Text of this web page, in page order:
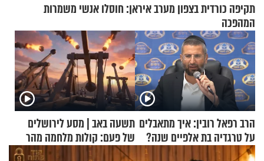
תקיפה כורדית בצפון מערב איראן: חוסלו אנשי משמרות
המהפכה
הרב רפאל רובין: איך מתאבלים
על טרגדיה בת אלפיים שנה?
תשעה באב | מסע לירושלים
של פעם: קולות מלחמה מהר
הזיתים